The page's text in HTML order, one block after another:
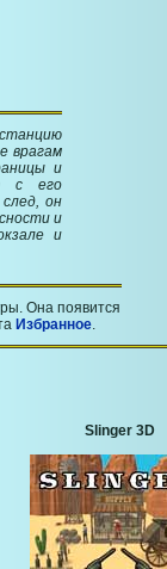
врагам
и
с его
он
и
и
Она появится
Избранное.
Slinger 3D